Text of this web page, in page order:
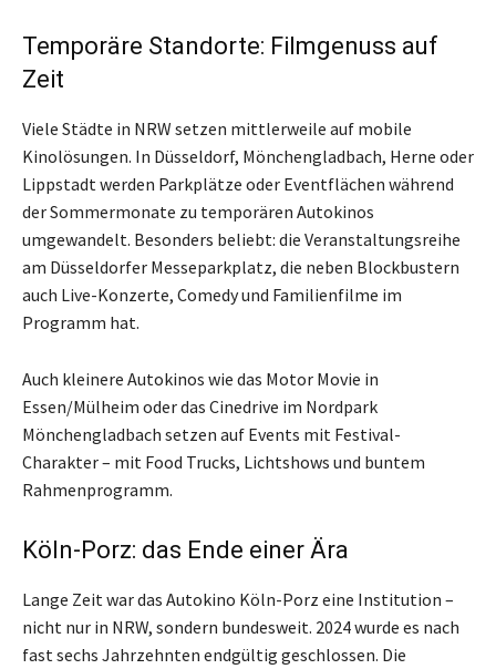
Temporäre Standorte: Filmgenuss auf
Zeit
Viele Städte in NRW setzen mittlerweile auf mobile
Kinolösungen. In Düsseldorf, Mönchengladbach, Herne oder
Lippstadt werden Parkplätze oder Eventflächen während
der Sommermonate zu temporären Autokinos
umgewandelt. Besonders beliebt: die Veranstaltungsreihe
am Düsseldorfer Messeparkplatz, die neben Blockbustern
auch Live-Konzerte, Comedy und Familienfilme im
Programm hat.
Auch kleinere Autokinos wie das Motor Movie in
Essen/Mülheim oder das Cinedrive im Nordpark
Mönchengladbach setzen auf Events mit Festival-
Charakter – mit Food Trucks, Lichtshows und buntem
Rahmenprogramm.
Köln-Porz: das Ende einer Ära
Lange Zeit war das Autokino Köln-Porz eine Institution –
nicht nur in NRW, sondern bundesweit. 2024 wurde es nach
fast sechs Jahrzehnten endgültig geschlossen. Die